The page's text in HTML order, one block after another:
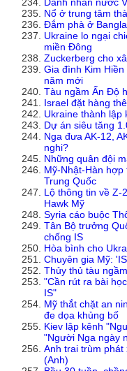
Nổ ở trung tâm
Đắm phà ở
Ukraine lo ngại
miền Đông
Zuckerberg cho
Gia đình Kim
năm mới
Tàu ngầm Ấn Độ
Israel đặt hàng
Ukraine thành lập
Dự án siêu tăng
Nga đưa AK-12,
nghi?
Những quân đội
Mỹ-Nhật-Hàn hợp
Trung Quốc
Lộ thông tin về Z-
Hawk Mỹ
Syria cáo buộc
Tân Bộ trưởng
chống IS
Hòa bình cho
Chuyên gia Mỹ:
Thủy thủ tàu
"Cần rút ra bài
IS"
Mỹ thắt chặt an
đe dọa khủng bố
Kiev lập kênh
"Người Nga ngày
Anh trai trùm
(Anh)